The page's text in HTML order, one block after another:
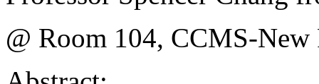
@ Room 104, CCMS-